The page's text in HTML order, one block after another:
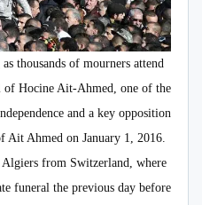
thousands of mourners attend
of Hocine Ait-Ahmed, one of the
and a key opposition
Ahmed on January 1, 2016.
from Switzerland, where
funeral the previous day before